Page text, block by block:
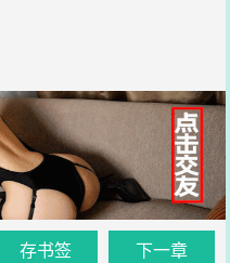
存书签 下一章